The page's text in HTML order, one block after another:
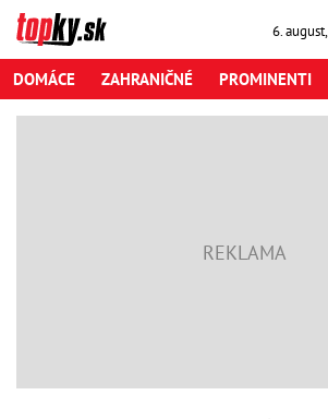
6. august,
DOMÁCE ZAHRANIČNÉ PROMINENTI